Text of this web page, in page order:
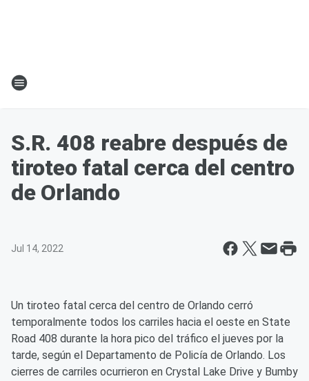
S.R. 408 reabre después de
tiroteo fatal cerca del centro
de Orlando
Jul 14, 2022
Un tiroteo fatal cerca del centro de Orlando cerró
temporalmente todos los carriles hacia el oeste en State
Road 408 durante la hora pico del tráfico el jueves por la
tarde, según el Departamento de Policía de Orlando. Los
cierres de carriles ocurrieron en Crystal Lake Drive y Bumby